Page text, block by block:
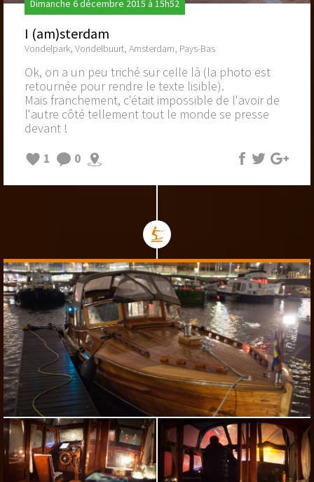
Dimanche 6 décembre 2015 à 15h52
I (am)sterdam
Vondelpark, Vondelbuurt, Amsterdam, Pays-Bas
Ok, on a un peu triché sur celle là (la photo est
retournée pour rendre le texte lisible).
Mais franchement, c'était impossible de l'avoir de
l'autre côté tellement tout le monde se presse
devant !
1
0